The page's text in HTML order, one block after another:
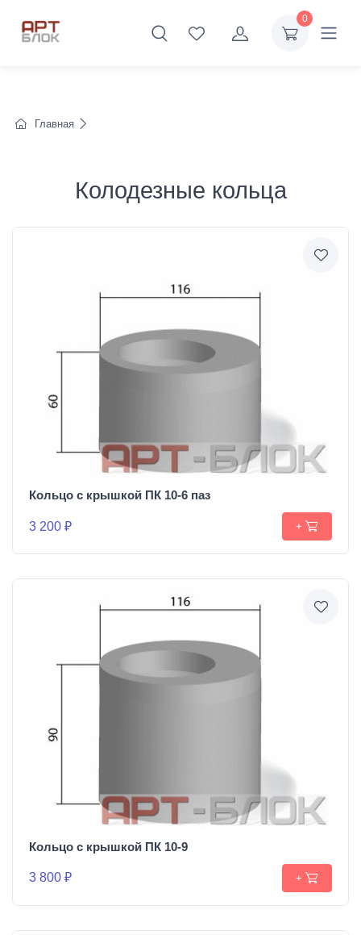
0
Главная
Колодезные кольца
Кольцо с крышкой ПК 10-6 паз
3 200 ₽ +
Кольцо с крышкой ПК 10-9
3 800 ₽ +